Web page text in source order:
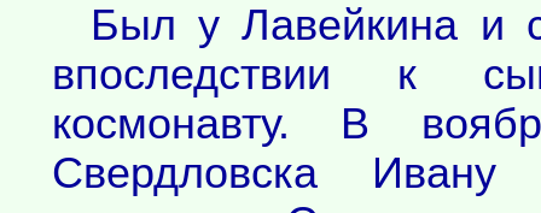
Был у Лавейкина и
впоследствии к
космонавту. В
Свердловска